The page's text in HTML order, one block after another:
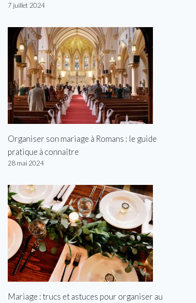
7 juillet 2024
Organiser son mariage à Romans : le guide
pratique à connaître
28 mai 2024
Mariage : trucs et astuces pour organiser au